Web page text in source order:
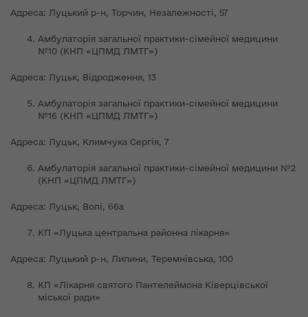
Адреса: Луцький р-н, Торчин, Незалежності, 57
Амбулаторія загальної практики-сімейної медицини
№10 (КНП «ЦПМД ЛМТГ»)
Адреса: Луцьк, Відродження, 13
Амбулаторія загальної практики-сімейної медицини
№16 (КНП «ЦПМД ЛМТГ»)
Адреса: Луцьк, Климчука Сергія, 7
Амбулаторія загальної практики-сімейної медицини №2
(КНП «ЦПМД ЛМТГ»)
Адреса: Луцьк, Волі, 66а
КП «Луцька центральна районна лікарня»
Адреса: Луцький р-н, Липини, Теремнівська, 100
КП «Лікарня святого Пантелеймона Ківерцівської
міської ради»